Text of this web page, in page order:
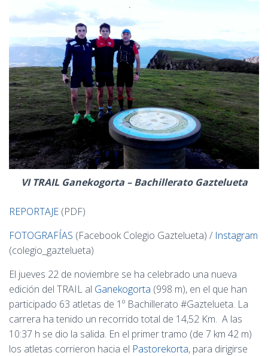
VI TRAIL Ganekogorta – Bachillerato Gaztelueta
REPORTAJE (PDF)
FOTOGRAFÍAS (Facebook Colegio Gaztelueta) / Instagram
(colegio_gaztelueta)
El jueves 22 de noviembre se ha celebrado una nueva
edición del TRAIL al Ganekogorta (998 m), en el que han
participado 63 atletas de 1º Bachillerato #Gaztelueta. La
carrera ha tenido un recorrido total de 14,52 Km. A las
10:37 h se dio la salida. En el primer tramo (de 7 km 42 m)
los atletas corrieron hacia el Pastorekorta, para dirigirse